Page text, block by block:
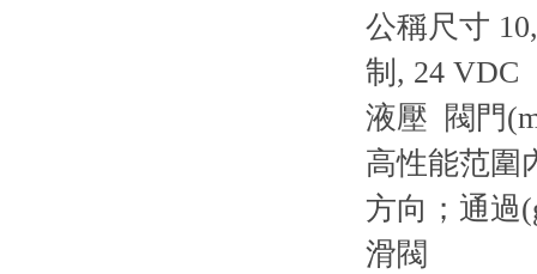
公稱尺寸
制, 24 VDC
液壓 閥門
高性能范圍
方向；通過
滑閥